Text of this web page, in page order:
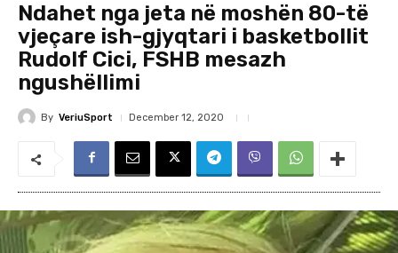
Ndahet nga jeta në moshën 80-të
vjeçare ish-gjyqtari i basketbollit
Rudolf Cici, FSHB mesazh
ngushëllimi
By VeriuSport December 12, 2020